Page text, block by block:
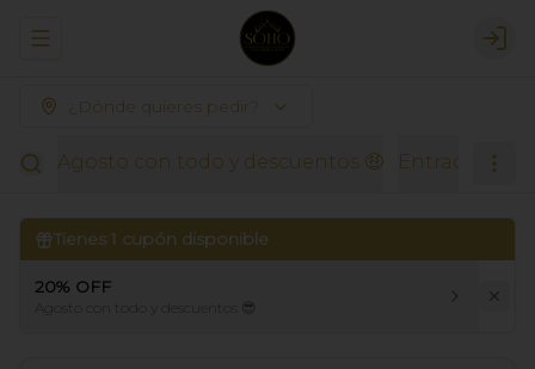
Abrir menu de navegación
¿Dónde quieres pedir?
Agosto con todo y descuentos 🤑 Entradas
Tienes 1 cupón disponible
20% OFF
Agosto con todo y descuentos 😎